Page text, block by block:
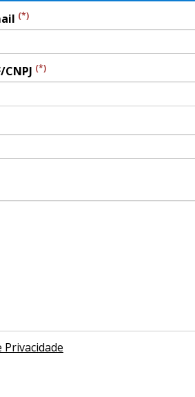
(*)
CNPJ (*)
Privacidade